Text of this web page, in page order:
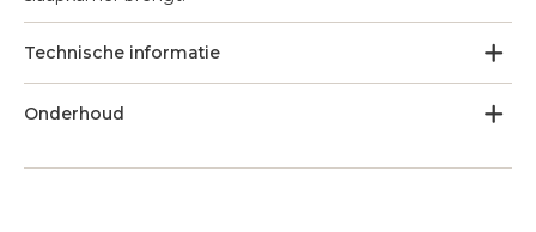
Technische informatie
Onderhoud